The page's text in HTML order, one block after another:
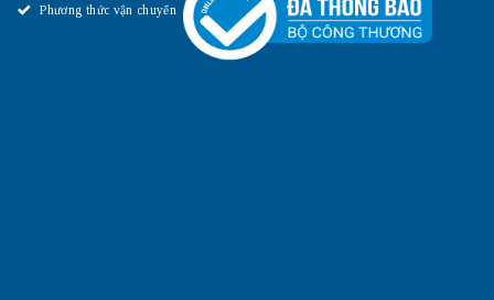
Phương thức vận chuyển